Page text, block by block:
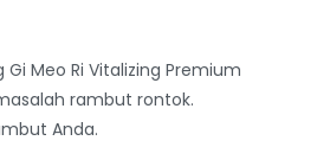
Meo Ri Vitalizing Premium
rambut rontok.
Anda.